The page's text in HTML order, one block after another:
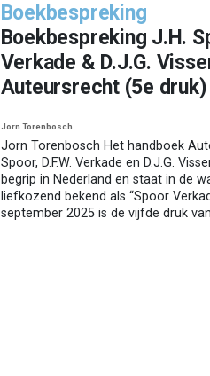
Boekbespreking
Boekbespreking J.H.
Verkade & D.J.G.
Auteursrecht (5e druk)
Jorn Torenbosch
Jorn Torenbosch Het handboek
Spoor, D.F.W. Verkade en D.J.G.
begrip in Nederland en staat in de
liefkozend bekend als “Spoor
september 2025 is de vijfde druk